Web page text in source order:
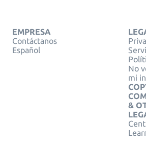
EMPRESA
Contáctanos
Español
No
mi
&